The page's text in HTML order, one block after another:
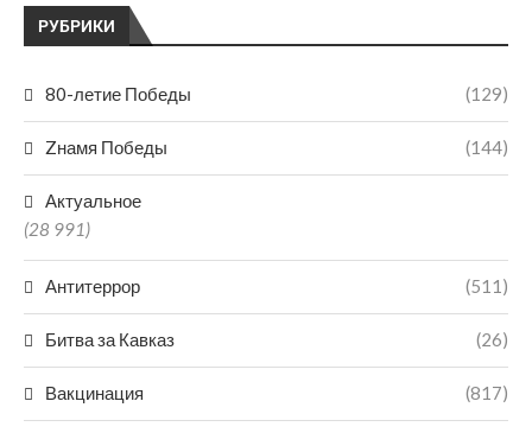
РУБРИКИ
80-летие Победы (129)
Zнамя Победы (144)
Актуальное
(28 991)
Антитеррор (511)
Битва за Кавказ (26)
Вакцинация (817)